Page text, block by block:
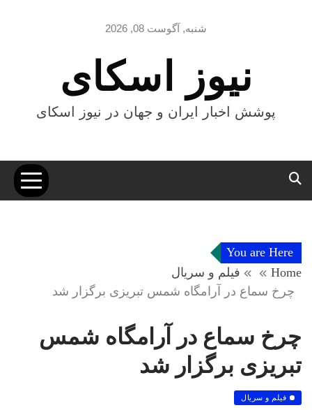
شنبه, آگوست 08, 2026
نیوز اسکای
پوشش اخبار ایران و جهان در نیوز اسکای
You are Here
Home
فیلم و سریال
چرخ سماع در آرامگاه شمس تبریزی برگزار شد
چرخ سماع در آرامگاه شمس
تبریزی برگزار شد
فیلم و سریال